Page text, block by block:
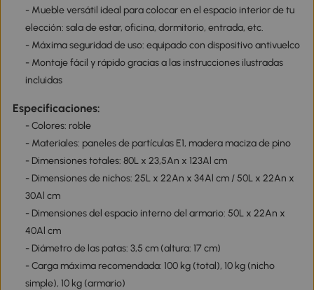
- Mueble versátil ideal para colocar en el espacio interior de tu
elección: sala de estar, oficina, dormitorio, entrada, etc.
- Máxima seguridad de uso: equipado con dispositivo antivuelco
- Montaje fácil y rápido gracias a las instrucciones ilustradas
incluidas
Especificaciones:
- Colores: roble
- Materiales: paneles de partículas E1, madera maciza de pino
- Dimensiones totales: 80L x 23,5An x 123Al cm
- Dimensiones de nichos: 25L x 22An x 34Al cm / 50L x 22An x
30Al cm
- Dimensiones del espacio interno del armario: 50L x 22An x
40Al cm
- Diámetro de las patas: 3,5 cm (altura: 17 cm)
- Carga máxima recomendada: 100 kg (total), 10 kg (nicho
simple), 10 kg (armario)